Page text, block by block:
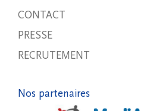
CONTACT
PRESSE
RECRUTEMENT
Nos partenaires